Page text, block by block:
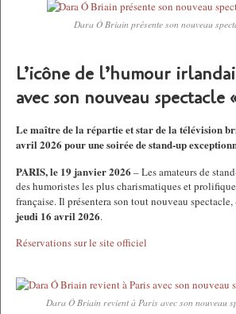
Dara Ó Briain présente son nouveau
L’icône de l’humour
avec son nouveau spectacle
Le maître de la répartie et star de la télévision
avril 2026 pour une soirée de stand-up
PARIS, le 19 janvier 2026 – Les amateurs de
des humoristes les plus charismatiques et
française. Il présentera son tout nouveau spectacle,
jeudi 16 avril 2026.
Réservations sur le site officiel
Dara Ó Briain revient à Paris avec son nouveau